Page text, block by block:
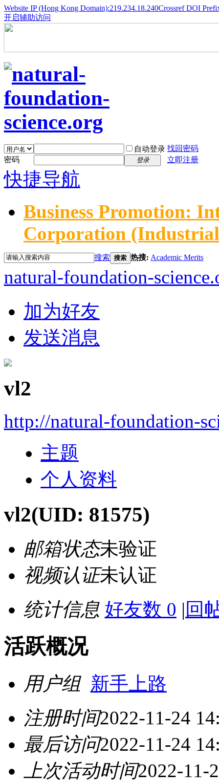
Website IP (Hong Kong Domain):219.234.18.240Crossref DOI
开启辅助访问
自动登录 找回密码
密码
登录 立即注册
快捷导航
Business Promotion:
Corporation
搜索 搜索 热搜: Academic Merits
natural-foundation-
加为好友
发送消息
vl2
http://natural-foundation-
主题
个人资料
vl2(UID: 81575)
邮箱状态未验证
视频认证未认证
统计信息 好友数 0 | 回
活跃概况
用户组 新手上路
注册时间2022-11-24
最后访问2022-11-24
上次活动时间2022-11-